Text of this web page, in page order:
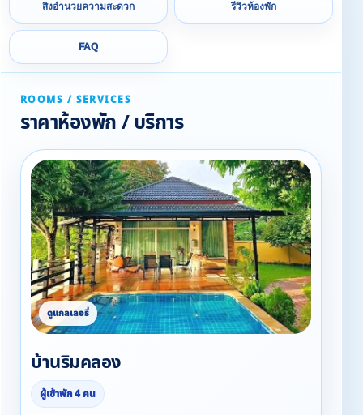
สิ่งอำนวยความสะดวก รีวิวห้องพัก
FAQ
ROOMS / SERVICES
ราคาห้องพัก / บริการ
บ้านริมคลอง
ผู้เข้าพัก 4 คน